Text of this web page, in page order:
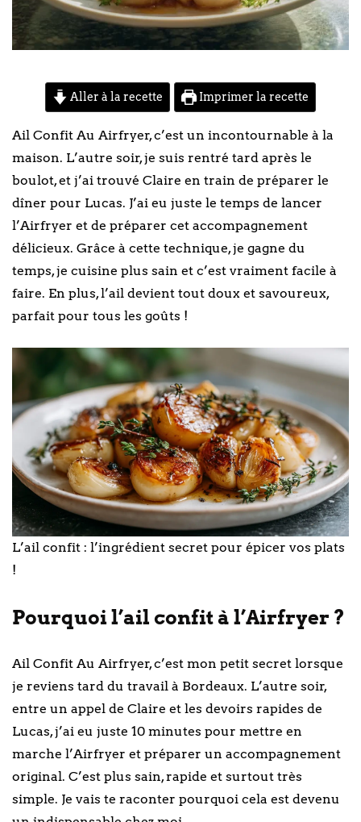
Aller à la recette Imprimer la recette
Ail Confit Au Airfryer, c’est un incontournable à la
maison. L’autre soir, je suis rentré tard après le
boulot, et j’ai trouvé Claire en train de préparer le
dîner pour Lucas. J’ai eu juste le temps de lancer
l’Airfryer et de préparer cet accompagnement
délicieux. Grâce à cette technique, je gagne du
temps, je cuisine plus sain et c’est vraiment facile à
faire. En plus, l’ail devient tout doux et savoureux,
parfait pour tous les goûts !
L’ail confit : l’ingrédient secret pour épicer vos plats
!
Pourquoi l’ail confit à l’Airfryer ?
Ail Confit Au Airfryer, c’est mon petit secret lorsque
je reviens tard du travail à Bordeaux. L’autre soir,
entre un appel de Claire et les devoirs rapides de
Lucas, j’ai eu juste 10 minutes pour mettre en
marche l’Airfryer et préparer un accompagnement
original. C’est plus sain, rapide et surtout très
simple. Je vais te raconter pourquoi cela est devenu